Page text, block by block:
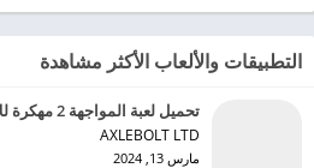
التطبيقات والألعاب الأكثر مشاهدة
تحميل لعبة المواجهة 2 مهكرة للاندرويد 2024
AXLEBOLT LTD‏
مارس 13, 2024